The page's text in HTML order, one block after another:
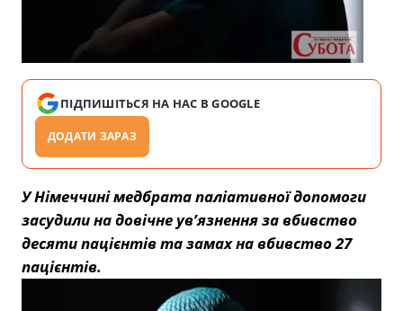
ПІДПИШІТЬСЯ НА НАС В GOOGLE
ДОДАТИ ЗАРАЗ
У Німеччині медбрата паліативної допомоги
засудили на довічне ув’язнення за вбивство
десяти пацієнтів та замах на вбивство 27
пацієнтів.